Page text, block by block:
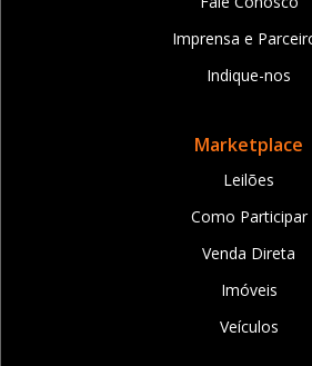
Imprensa e
Indique-nos
Marketplace
Leilões
Como Participar
Venda Direta
Imóveis
Veículos